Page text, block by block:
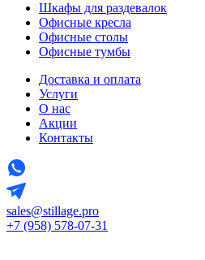
Шкафы для раздевалок
Офисные кресла
Офисные столы
Офисные тумбы
Доставка и оплата
Услуги
О нас
Акции
Контакты
sales@stillage.pro
+7 (958) 578-07-31